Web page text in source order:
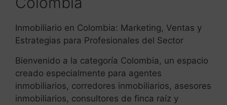
Inmobiliario en Colombia: Marketing, Ventas y
Estrategias para Profesionales del Sector
Bienvenido a la categoría Colombia, un espacio
creado especialmente para agentes
inmobiliarios, corredores inmobiliarios, asesores
inmobiliarios, consultores de finca raíz y